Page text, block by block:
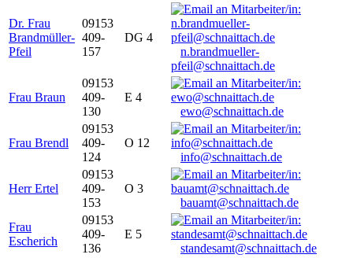
Dr. Frau
Brandmüller-
Pfeil
09153
409-
157
DG 4
n.brandmueller-
pfeil@schnaittach.de
Frau Braun
09153
409-
130
E 4
ewo@schnaittach.de
Frau Brendl
09153
409-
124
O 12
info@schnaittach.de
Herr Ertel
09153
409-
153
O 3
bauamt@schnaittach.de
Frau
Escherich
09153
409-
136
E 5
standesamt@schnaittach.de